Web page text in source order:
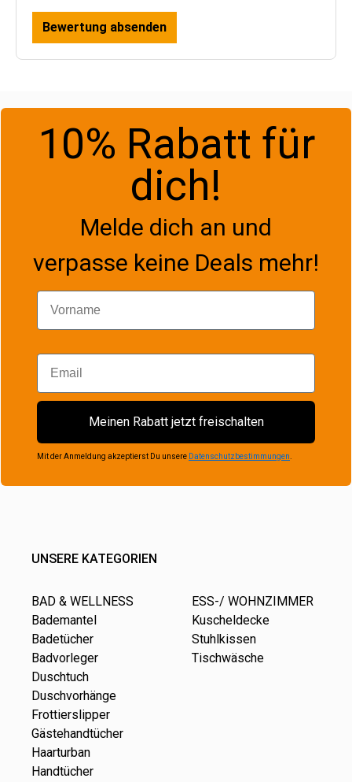
Bewertung absenden
10% Rabatt für
dich!
Melde dich an und
verpasse keine Deals mehr!
Vorname
Email
Meinen Rabatt jetzt freischalten
Mit der Anmeldung akzeptierst Du unsere Datenschutzbestimmungen
UNSERE KATEGORIEN
BAD & WELLNESS
Bademantel
Badetücher
Badvorleger
Duschtuch
Duschvorhänge
Frottierslipper
Gästehandtücher
Haarturban
Handtücher
ESS-/ WOHNZIMMER
Kuscheldecke
Stuhlkissen
Tischwäsche